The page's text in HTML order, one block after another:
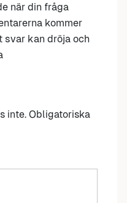
när din fråga
kommer
svar kan dröja och
inte. Obligatoriska